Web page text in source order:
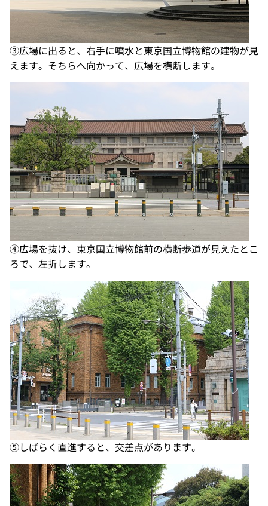
③広場に出ると、右手に噴水と東京国立博物館の建物が見
えます。そちらへ向かって、広場を横断します。
④広場を抜け、東京国立博物館前の横断歩道が見えたとこ
ろで、左折します。
⑤しばらく直進すると、交差点があります。